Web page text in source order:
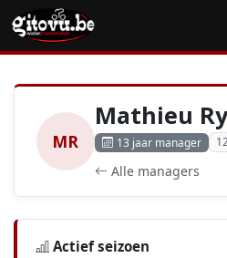
MR
Mathieu
13 jaar manager
Alle managers
Actief seizoen